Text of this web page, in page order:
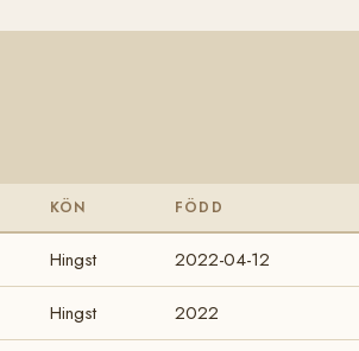
KÖN FÖDD
Hingst 2022-04-12
Hingst 2022